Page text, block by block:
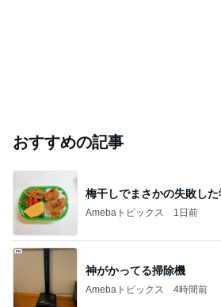
おすすめの記事
梅干しでまさかの失敗した
Amebaトピックス 1日前
神がかってる掃除機
Amebaトピックス 4時間前